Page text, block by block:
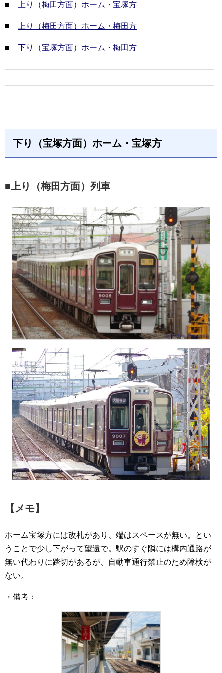
■ 上り（梅田方面）ホーム・宝塚方
■ 上り（梅田方面）ホーム・梅田方
■ 下り（宝塚方面）ホーム・梅田方
下り（宝塚方面）ホーム・宝塚方
■上り（梅田方面）列車
【メモ】
ホーム宝塚方には改札があり、端はスペースが無い。とい
うことで少し下がって望遠で。駅のすぐ隣には構内通路が
無い代わりに踏切があるが、自動車通行禁止のため障検が
ない。
・備考：